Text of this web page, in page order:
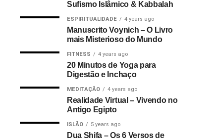
Sufismo Islâmico & Kabbalah
ESPIRITUALIDADE 4 years ago
Manuscrito Voynich – O Livro
mais Misterioso do Mundo
FITNESS 4 years ago
20 Minutos de Yoga para
Digestão e Inchaço
MEDITAÇÃO 4 years ago
Realidade Virtual – Vivendo no
Antigo Egipto
ISLÃO 5 years ago
Dua Shifa – Os 6 Versos de